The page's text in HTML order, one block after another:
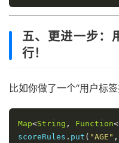
五、更进一步：
行！
比如你做了一个“用户标
Map<String , Function<
scoreRules . put ( "AGE" ,